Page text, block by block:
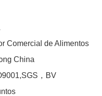
Comercial de Alimentos
China
，BV